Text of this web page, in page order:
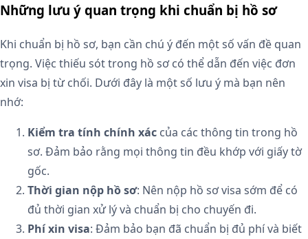
Những lưu ý quan trọng khi chuẩn bị hồ sơ
Khi chuẩn bị hồ sơ, bạn cần chú ý đến một số vấn đề quan
trọng. Việc thiếu sót trong hồ sơ có thể dẫn đến việc đơn
xin visa bị từ chối. Dưới đây là một số lưu ý mà bạn nên
nhớ:
Kiểm tra tính chính xác của các thông tin trong hồ
sơ. Đảm bảo rằng mọi thông tin đều khớp với giấy tờ
gốc.
Thời gian nộp hồ sơ: Nên nộp hồ sơ visa sớm để có
đủ thời gian xử lý và chuẩn bị cho chuyến đi.
Phí xin visa: Đảm bảo bạn đã chuẩn bị đủ phí và biết